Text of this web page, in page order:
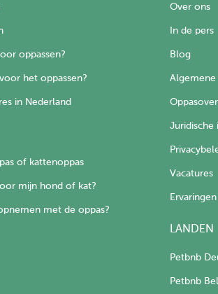
oppassen?
het oppassen?
in Nederland
of kattenoppas
mijn hond of kat?
met de oppas?
Over ons
In de pers
Blog
Juridische
Vacatures
Ervaringen
LANDEN
Petbnb
Petbnb